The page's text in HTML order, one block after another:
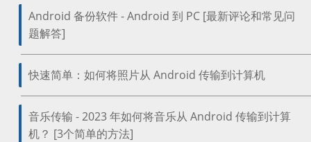
Android 备份软件 - Android 到 PC [最新评论和常见问
题解答]
快速简单：如何将照片从 Android 传输到计算机
音乐传输 - 2023 年如何将音乐从 Android 传输到计算
机？ [3个简单的方法]